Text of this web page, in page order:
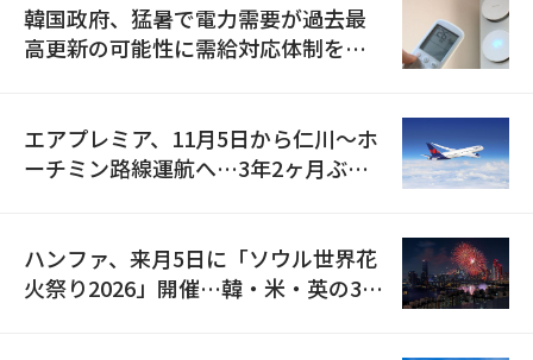
韓国政府、猛暑で電力需要が過去最
高更新の可能性に需給対応体制を点
エアプレミア、11月5日から仁川〜ホ
ーチミン路線運航へ…3年2ヶ月ぶり
ハンファ、来月5日に「ソウル世界花
火祭り2026」開催…韓・米・英の3カ